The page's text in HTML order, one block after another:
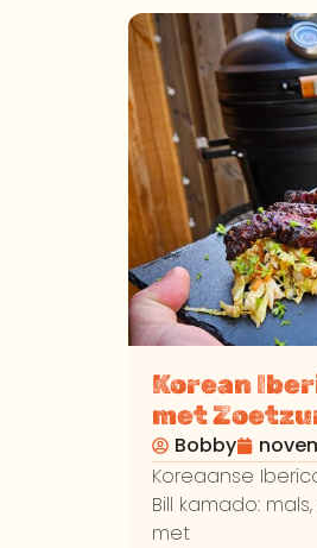
Korean
met
Bobby
Koreaanse
Bill kamado:
met